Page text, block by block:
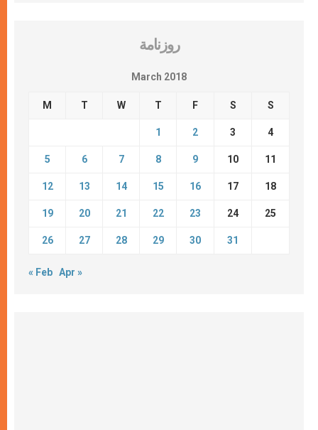
روزنامة
March 2018
M T W T F S S
1 2 3 4
5 6 7 8 9 10 11
12 13 14 15 16 17 18
19 20 21 22 23 24 25
26 27 28 29 30 31
« Feb Apr »